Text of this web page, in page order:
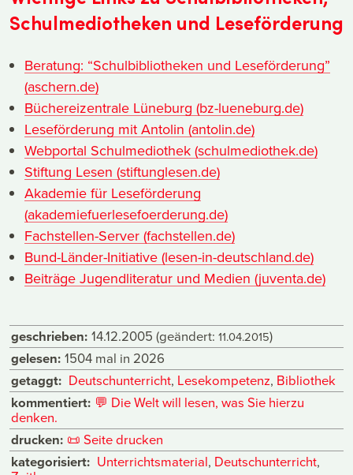
Schulmediotheken und Leseförderung
Beratung: “Schulbibliotheken und Leseförderung”
(aschern.de)
Büchereizentrale Lüneburg (bz-lueneburg.de)
Leseförderung mit Antolin (antolin.de)
Webportal Schulmediothek (schulmediothek.de)
Stiftung Lesen (stiftunglesen.de)
Akademie für Leseförderung
(akademiefuerlesefoerderung.de)
Fachstellen-Server (fachstellen.de)
Bund-Länder-Initiative (lesen-in-deutschland.de)
Beiträge Jugendliteratur und Medien (juventa.de)
geschrieben: 14.12.2005 (geändert: 11.04.2015)
gelesen: 1504 mal in 2026
getaggt: Deutschunterricht, Lesekompetenz, Bibliothek
kommentiert: 💬 Die Welt will lesen, was Sie hierzu
denken.
drucken: 📜 Seite drucken
kategorisiert: Unterrichtsmaterial, Deutschunterricht,